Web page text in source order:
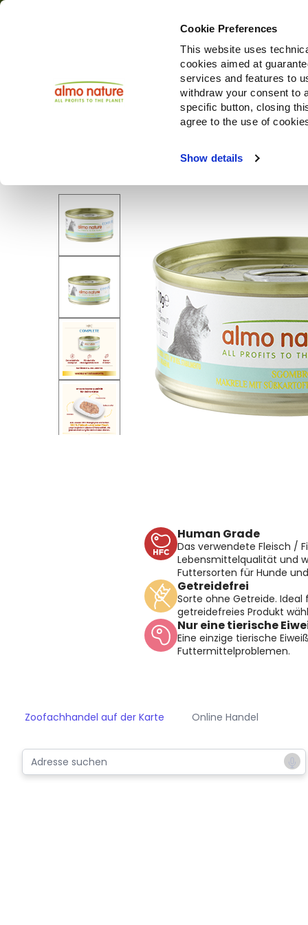
Cookie Preferences
This website uses
cookies aimed at
services and features to
withdraw your consent to
specific button, closing
agree to the use of
Show details
Choose another country or region to see content
Human Grade
Das verwendete Fleisch /
Lebensmittelqualität und
Futtersorten für Hunde
Getreidefrei
Sorte ohne Getreide. Ideal
getreidefreies Produkt
Nur eine tierische
Eine einzige tierische
Futtermittelproblemen.
Zoofachhandel auf der Karte Online Handel